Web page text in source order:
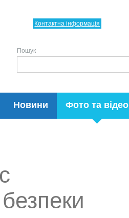
Новини Фото та відео
Контактна інформація
Пошук